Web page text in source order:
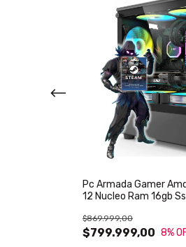
Pc Armada Gamer
12 Nucleo Ram 16gb
$799.999,00
$869.999,00
8%